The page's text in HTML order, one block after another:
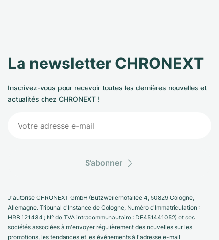
La newsletter CHRONEXT
Inscrivez-vous pour recevoir toutes les dernières nouvelles et
actualités chez CHRONEXT !
S’abonner
J'autorise CHRONEXT GmbH (Butzweilerhofallee 4, 50829 Cologne,
Allemagne. Tribunal d'Instance de Cologne, Numéro d'Immatriculation :
HRB 121434 ; N° de TVA intracommunautaire : DE451441052) et ses
sociétés associées à m'envoyer régulièrement des nouvelles sur les
promotions, les tendances et les événements à l'adresse e-mail